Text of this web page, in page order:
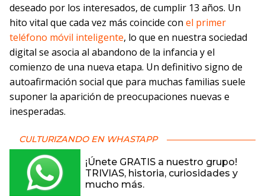
deseado por los interesados, de cumplir 13 años. Un
hito vital que cada vez más coincide con el primer
teléfono móvil inteligente, lo que en nuestra sociedad
digital se asocia al abandono de la infancia y el
comienzo de una nueva etapa. Un definitivo signo de
autoafirmación social que para muchas familias suele
suponer la aparición de preocupaciones nuevas e
inesperadas.
CULTURIZANDO EN WHASTAPP
¡Únete GRATIS a nuestro grupo!
TRIVIAS, historia, curiosidades y
mucho más.